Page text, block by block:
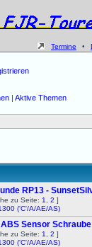
Termine •
| Aktive Themen
RP13 -
zu Seite: 1 2 ]
('C'/A/AE/AS)
ABS Sensor Schraube
zu Seite: 1 2 ]
('C'/A/AE/AS)